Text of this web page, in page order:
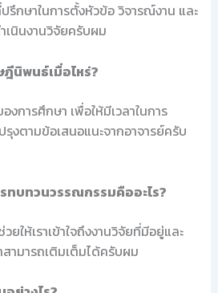
รึกษาในการตั้งหัวข้อ วิจารณ์งาน และ
เนินงานวิจัยครับผม
ฎีนิพนธ์เมื่อไหร่?
การศึกษา เพื่อให้มีเวลาในการ
งตามข้อเสนอแนะจากอาจารย์ครับ
ทบทวนวรรณกรรมคืออะไร?
ให้เราเข้าใจถึงงานวิจัยที่มีอยู่และ
สามารถเติมเต็มได้ครับผม